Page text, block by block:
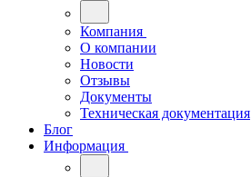
Компания
О компании
Новости
Отзывы
Документы
Техническая документация
Блог
Информация